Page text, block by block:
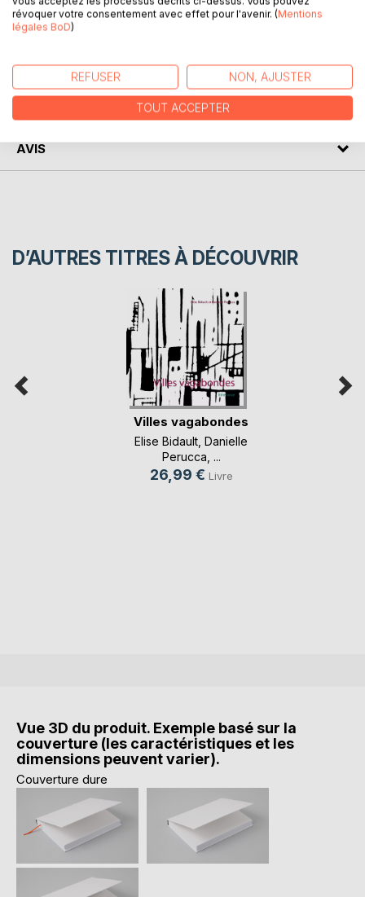
l'esprit des lieux cristallisé.
AUTEUR(S)
AVIS
D’AUTRES TITRES À DÉCOUVRIR
Villes vagabondes
Elise Bidault Danielle
Perucca , ...
26,99 € Livre
Vue 3D du produit. Exemple basé sur la
couverture (les caractéristiques et les
dimensions peuvent varier).
Couverture dure
révoquer votre consentement avec effet pour l'avenir. (Mentions
légales BoD)
REFUSER NON, AJUSTER
TOUT ACCEPTER